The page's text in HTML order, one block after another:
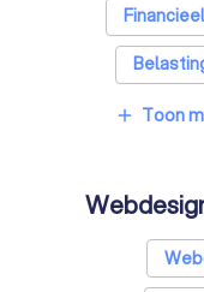
add Toon